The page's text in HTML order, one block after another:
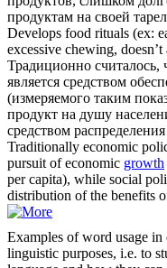
продуктам на своей
Develops food rituals (ex:
excessive chewing,
Традиционно считалось,
является средством
(измеряемого таким
продукт на душу
средством распределения
Traditionally economic
pursuit of economic growth
per capita), while social
distribution of the benefits
Examples of word usage
linguistic purposes, i.e. to